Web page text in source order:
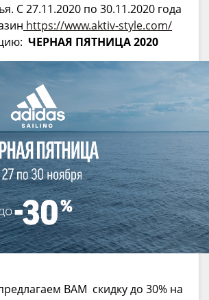
C 27.11.2020 по 30.11.2020 года
https://www.aktiv-style.com/
ЧЕРНАЯ ПЯТНИЦА 2020
ВАМ скидку до 30% на